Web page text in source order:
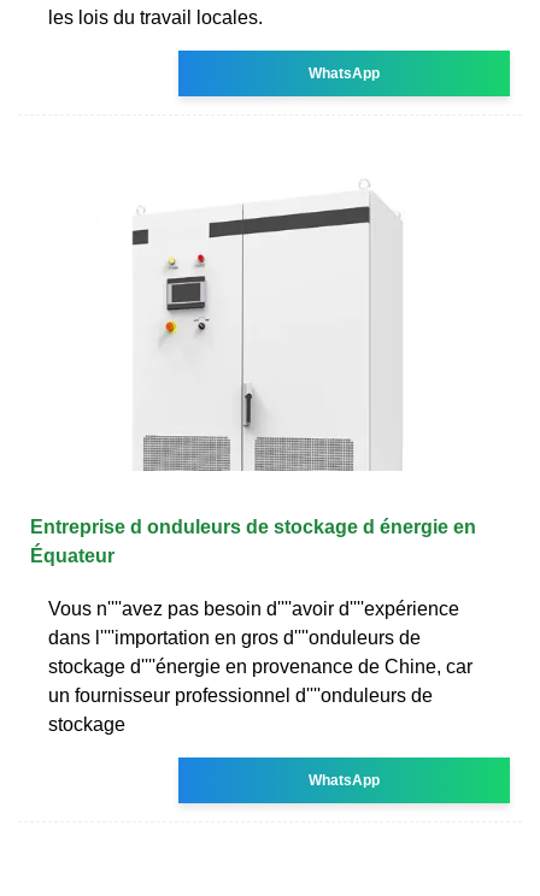
les lois du travail locales.
WhatsApp
Entreprise d onduleurs de stockage d énergie en
Équateur
Vous n''''avez pas besoin d''''avoir d''''expérience
dans l''''importation en gros d''''onduleurs de
stockage d''''énergie en provenance de Chine, car
un fournisseur professionnel d''''onduleurs de
stockage
WhatsApp